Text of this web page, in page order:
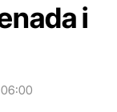
i